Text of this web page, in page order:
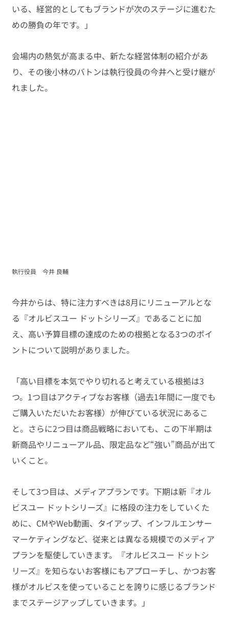
いる、経営的としてもブランドが次のステージに進むた
めの勝負の年です。」
会場内の熱気が高まる中、新たな経営体制の紹介があ
り、その後小林のバトンは執行役員の今井へと受け継が
れました。
執行役員　今井 良輔
今井からは、特に注力すべきは8月にリニューアルとな
る『オルビスユー ドットシリーズ』であることに加
え、高い予算目標の達成のための根拠となる3つのポイ
ントについて説明がありました。
「高い目標を本気でやり切れると考えている根拠は3
つ。1つ目はアクティブなお客様（過去1年間に一度でも
ご購入いただいたお客様）が伸びている状況にあるこ
と。さらに2つ目は商品戦略においても、この下半期は
新商品やリニューアル品、限定品など“強い”商品が出て
いくこと。
そして3つ目は、メディアプランです。下期は新『オル
ビスユー ドットシリーズ』に格段の注力をしていくた
めに、CMやWeb動画、タイアップ、インフルエンサー
マーケティングなど、従来とは異なる規模でのメディア
プランを駆使していきます。『オルビスユー ドットシ
リーズ』を知らないお客様にもアプローチし、かつお客
様がオルビスを使っていることを誇りに感じるブランド
までステージアップしていきます。」